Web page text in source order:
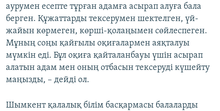
аурумен есепте тұрған адамға асырап алуға бала
берген. Құжаттарды тексерумен шектелген, үй-
жайын көрмеген, көрші-қолаңымен сөйлеспеген.
Мұның соңы қайғылы оқиғалармен аяқталуы
мүмкін еді. Бұл оқиға қайталанбауы үшін асырап
алатын адам мен оның отбасын тексеруді күшейту
маңызды, – дейді ол.
Шымкент қалалық білім басқармасы балаларды